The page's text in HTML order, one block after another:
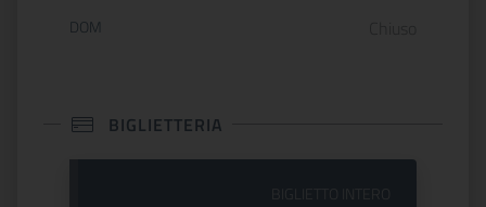
DOM
BIGLIETTERIA